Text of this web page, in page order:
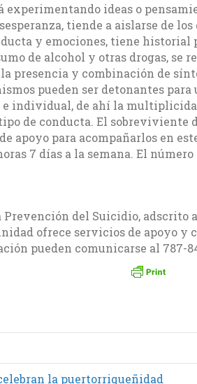
experimentando ideas o
tiende a aislarse de
y emociones, tiene
de alcohol y otras drogas, se
presencia y combinación de
pueden ser detonantes
e individual, de ahí la
de conducta. El sobreviviente
apoyo para acompañarlos en
7 días a la semana. El
Prevención del Suicidio,
ofrece servicios de apoyo y
pueden comunicarse al 787-
la puertorriqueñidad